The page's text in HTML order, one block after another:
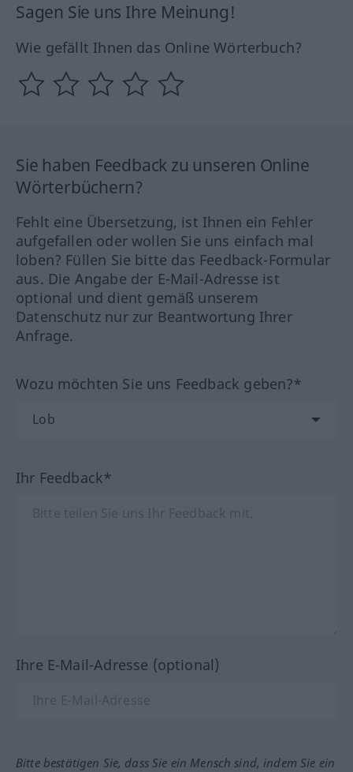
Sagen Sie uns Ihre Meinung!
Wie gefällt Ihnen das Online Wörterbuch?
Sie haben Feedback zu unseren Online
Wörterbüchern?
Fehlt eine Übersetzung, ist Ihnen ein Fehler
aufgefallen oder wollen Sie uns einfach mal
loben? Füllen Sie bitte das Feedback-Formular
aus. Die Angabe der E-Mail-Adresse ist
optional und dient gemäß unserem
Datenschutz nur zur Beantwortung Ihrer
Anfrage.
Wozu möchten Sie uns Feedback geben?*
Ihr Feedback*
Ihre E-Mail-Adresse (optional)
Bitte bestätigen Sie, dass Sie ein Mensch sind, indem Sie ein